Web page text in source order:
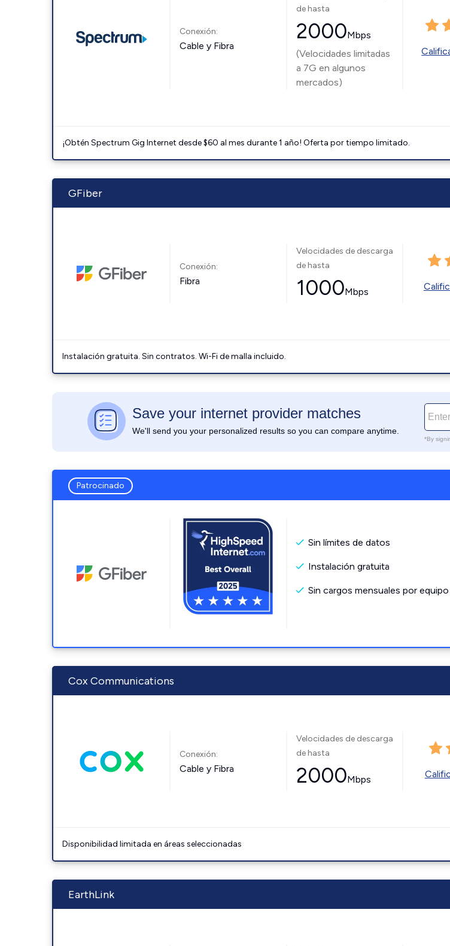
Conexión:
Cable y Fibra
de hasta
2000Mbps
(Velocidades limitadas
a 7G en algunos
mercados)
¡Obtén Spectrum Gig Internet desde $60 al mes durante 1 año! Oferta por tiempo limitado.
GFiber
Conexión:
Fibra
Velocidades de descarga
de hasta
1000Mbps
Instalación gratuita. Sin contratos. Wi-Fi de malla incluido.
Patrocinado
Sin límites de datos
Instalación gratuita
Sin cargos mensuales por
Cox Communications
Conexión:
Cable y Fibra
Velocidades de descarga
de hasta
2000Mbps
Disponibilidad limitada en áreas seleccionadas
EarthLink